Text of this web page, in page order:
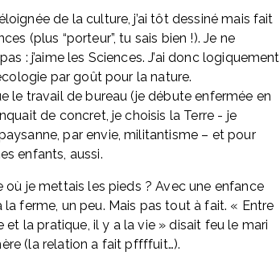
de la culture, j’ai tôt dessiné mais fait
(plus “porteur”, tu sais bien !). Je ne
: j’aime les Sciences. J’ai donc logiquement
par goût pour la nature.
le travail de bureau (je débute enfermée en
de concret, je choisis la Terre - je
par envie, militantisme – et pour
enfants, aussi.
où je mettais les pieds ? Avec une enfance
la ferme, un peu. Mais pas tout à fait. « Entre
et la pratique, il y a la vie » disait feu le mari
(la relation a fait pffffuit…).